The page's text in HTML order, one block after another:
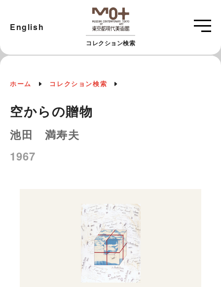
コレクション検索
English
ホーム コレクション検索
空からの贈物
池田 満寿夫
1967